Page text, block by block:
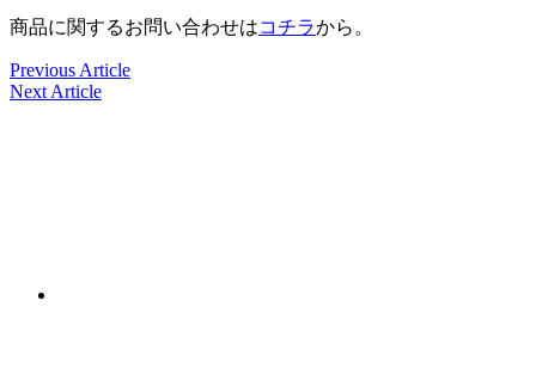
商品に関するお問い合わせはコチラから。
Previous Article
Next Article